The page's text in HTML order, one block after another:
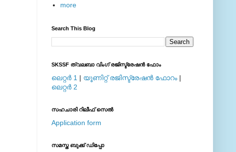
more
Search This Blog
SKSSF ത്വലബാ വിംഗ് രജിസ്ട്രേഷന്‍ ഫോം
ലെറ്റര്‍ 1 | യൂണിറ്റ് രജിസ്ട്രേഷന്‍ ഫോറം |
ലെറ്റര്‍ 2
സഹചാരി റിലീഫ് സെല്‍
Application form
സമസ്ത ബുക്ക് ഡിപ്പോ